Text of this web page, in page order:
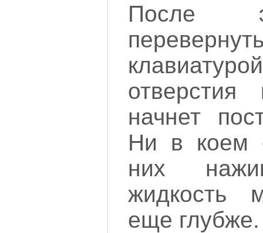
После
отверстия
начнет
Ни в коем
них
жидкость
еще глубже.